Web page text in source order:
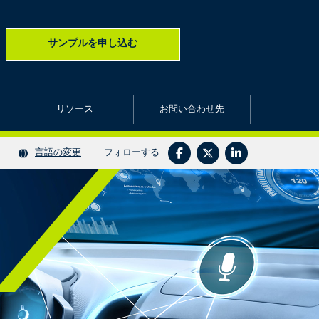
サンプルを申し込む
リソース お問い合わせ先
言語の変更 フォローする